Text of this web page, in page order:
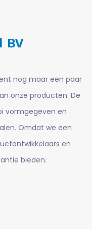
nog maar een paar
onze producten. De
vormgegeven en
Omdat we een
en
bieden.